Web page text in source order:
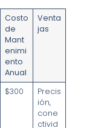
Costo
de
Mant
enimi
ento
Anual
Venta
jas
$300
Precis
ión,
cone
ctivid